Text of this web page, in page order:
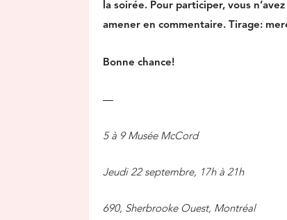
la soirée. Pour participer, vous
amener en commentaire. Tirage:
Bonne chance!
—
5 à 9 Musée McCord
Jeudi 22 septembre, 17h à 21h
690, Sherbrooke Ouest, Montréal